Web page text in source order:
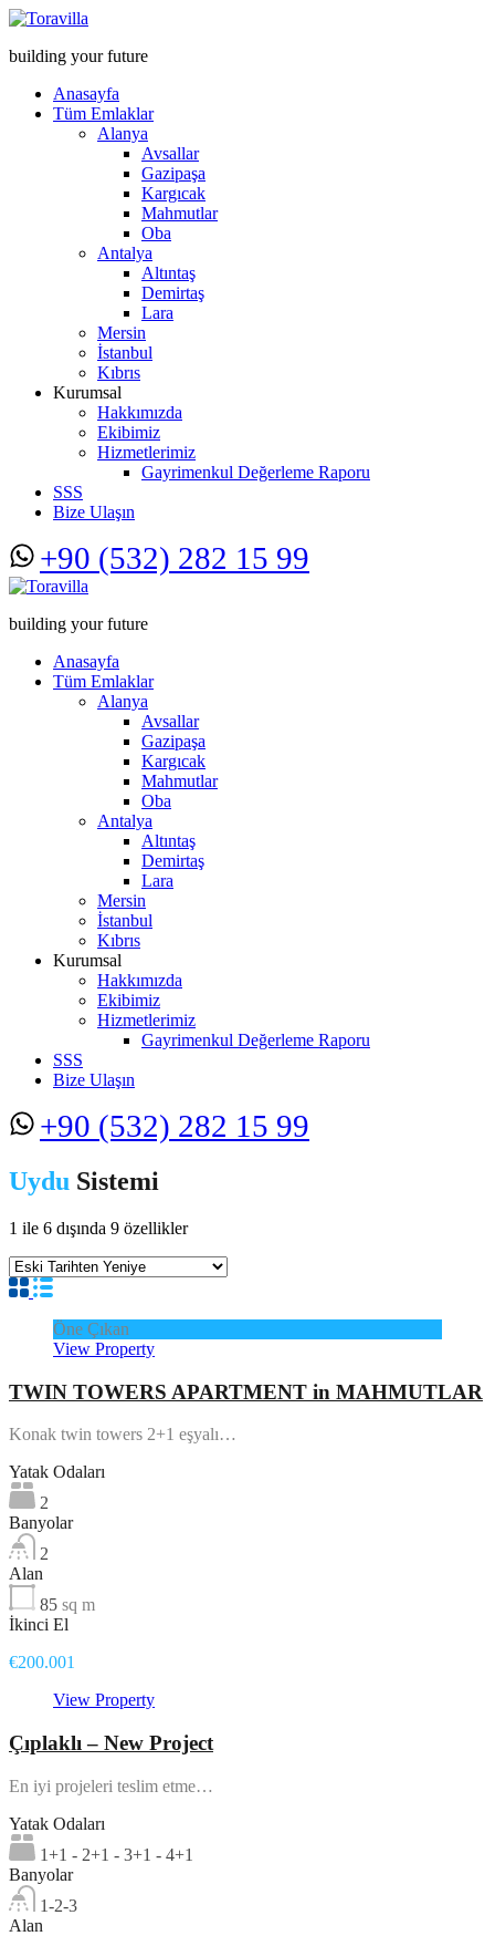
building your future
Anasayfa
Tüm Emlaklar
Alanya
Avsallar
Gazipaşa
Kargıcak
Mahmutlar
Oba
Antalya
Altıntaş
Demirtaş
Lara
Mersin
İstanbul
Kıbrıs
Kurumsal
Hakkımızda
Ekibimiz
Hizmetlerimiz
Gayrimenkul Değerleme Raporu
SSS
Bize Ulaşın
+90 (532) 282 15 99
building your future
Anasayfa
Tüm Emlaklar
Alanya
Avsallar
Gazipaşa
Kargıcak
Mahmutlar
Oba
Antalya
Altıntaş
Demirtaş
Lara
Mersin
İstanbul
Kıbrıs
Kurumsal
Hakkımızda
Ekibimiz
Hizmetlerimiz
Gayrimenkul Değerleme Raporu
SSS
Bize Ulaşın
+90 (532) 282 15 99
Uydu Sistemi
1 ile 6 dışında 9 özellikler
Öne Çıkan
View Property
TWIN TOWERS APARTMENT in MAHMUTLAR
Konak twin towers 2+1 eşyalı…
Yatak Odaları
2
Banyolar
2
Alan
85 sq m
İkinci El
€200.001
View Property
Çıplaklı – New Project
En iyi projeleri teslim etme…
Yatak Odaları
1+1 - 2+1 - 3+1 - 4+1
Banyolar
1-2-3
Alan